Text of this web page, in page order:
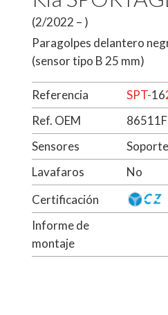
(2/2022 – )
Paragolpes delantero
(sensor tipo B 25 mm)
Referencia SPT-16
Ref. OEM
Sensores
Lavafaros
No
Certificación
Informe de
montaje